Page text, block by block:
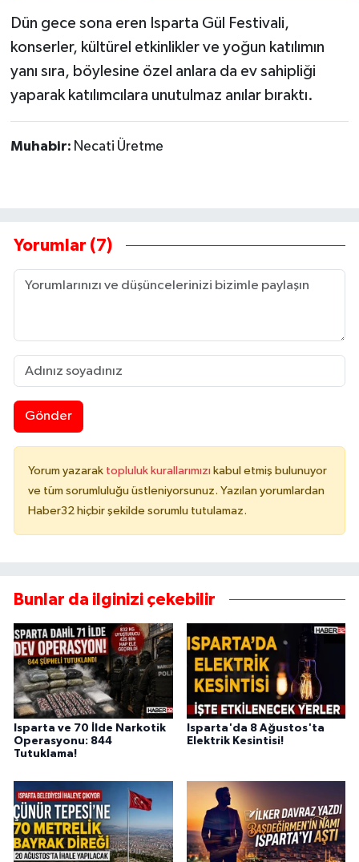
Dün gece sona eren Isparta Gül Festivali,
konserler, kültürel etkinlikler ve yoğun katılımın
yanı sıra, böylesine özel anlara da ev sahipliği
yaparak katılımcılara unutulmaz anılar bıraktı.
Muhabir: Necati Üretme
Yorumlar (7)
Gönder
Yorum yazarak topluluk kurallarımızı kabul etmiş bulunuyor
ve tüm sorumluluğu üstleniyorsunuz. Yazılan yorumlardan
Haber32 hiçbir şekilde sorumlu tutulamaz.
Bunlar da ilginizi çekebilir
Isparta ve 70 İlde Narkotik
Operasyonu: 844
Tutuklama!
Isparta'da 8 Ağustos'ta
Elektrik Kesintisi!